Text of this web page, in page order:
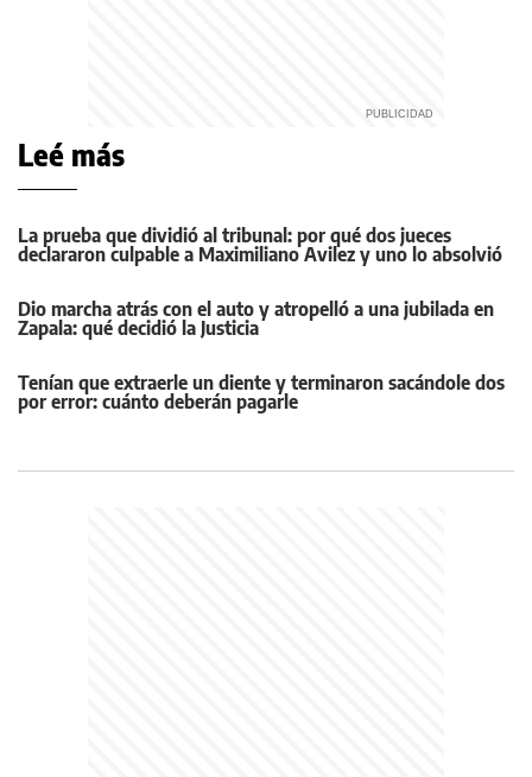
Leé más
La prueba que dividió al tribunal: por qué dos jueces
declararon culpable a Maximiliano Avilez y uno lo absolvió
Dio marcha atrás con el auto y atropelló a una jubilada en
Zapala: qué decidió la Justicia
Tenían que extraerle un diente y terminaron sacándole dos
por error: cuánto deberán pagarle